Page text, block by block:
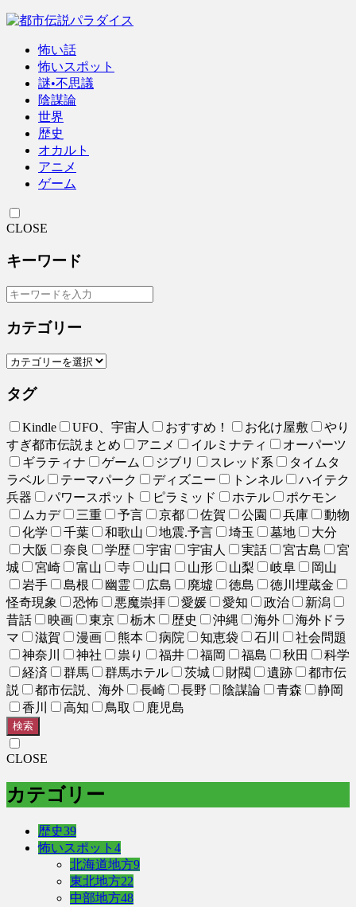
怖い話
怖いスポット
謎•不思議
陰謀論
世界
歴史
オカルト
アニメ
ゲーム
CLOSE
キーワード
カテゴリー
タグ
Kindle UFO、宇宙人 おすすめ！ お化け屋敷
やり
すぎ都市伝説まとめ
アニメ イルミナティ
オーパーツ
ギラティナ
ゲーム ジブリ スレッド系
タイムタ
ラベル
テーマパーク ディズニー トンネル
ハイテク
兵器
パワースポット ピラミッド ホテル
ポケモン
ムカデ
三重 予言 京都 佐賀 公園 兵庫
動物
化学
千葉 和歌山 地震.予言 埼玉 墓地
大分
大阪
奈良 学歴 宇宙 宇宙人 実話 宮古島
宮
城
宮崎 富山 寺 山口 山形 山梨 岐阜
岡山
岩手
島根 幽霊 広島 廃墟 徳島
徳川埋蔵金
怪奇現象
恐怖 悪魔崇拝 愛媛 愛知 政治
新潟
昔話
映画 東京 栃木 歴史 沖縄 海外
海外ドラ
マ
滋賀 漫画 熊本 病院 知恵袋 石川
社会問題
神奈川
神社 祟り 福井 福岡 福島 秋田
科学
経済
群馬 群馬ホテル 茨城 財閥 遺跡
都市伝
説
都市伝説、海外 長崎 長野 陰謀論 青森
静岡
香川
高知 鳥取 鹿児島
検索
CLOSE
カテゴリー
歴史39
怖いスポット 4
北海道地方9
東北地方22
中部地方48